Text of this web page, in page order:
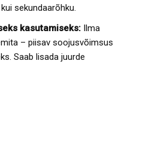
sekundaarõhku.
kasutamiseks: Ilma
– piisav soojusvõimsus
Saab lisada juurde